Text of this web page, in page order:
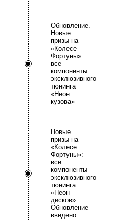
Обновление.
Новые
призы на
«Колесе
Фортуны»:
все
компоненты
эксклюзивного
тюнинга
«Неон
кузова»
Новые
призы на
«Колесе
Фортуны»:
все
компоненты
эксклюзивного
тюнинга
«Неон
дисков».
Обновление
введено